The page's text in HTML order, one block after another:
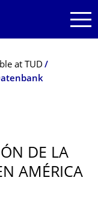
at TUD
DE LA
AMÉRICA